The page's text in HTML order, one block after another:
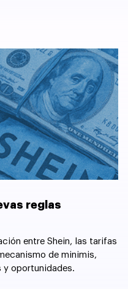
reglas
entre Shein, las tarifas
de minimis,
oportunidades.